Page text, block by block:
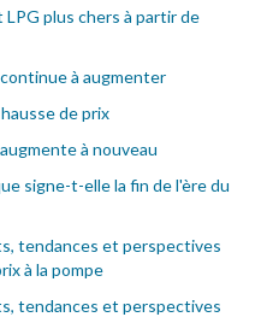
plus chers à partir de
à augmenter
de prix
à nouveau
signe-t-elle la fin de l'ère du
tendances et perspectives
à la pompe
tendances et perspectives